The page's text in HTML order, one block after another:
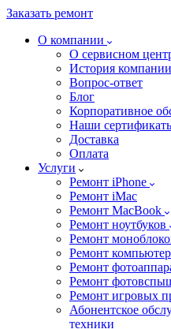
Заказать ремонт
О компании
О сервисном
История компании
Вопрос-ответ
Блог
Корпоративное
Наши
Доставка
Оплата
Услуги
Ремонт iPhone
Ремонт iMac
Ремонт MacBook
Ремонт ноутбуков
Ремонт
Ремонт
Ремонт
Ремонт
Ремонт игровых
Абонентское
техники